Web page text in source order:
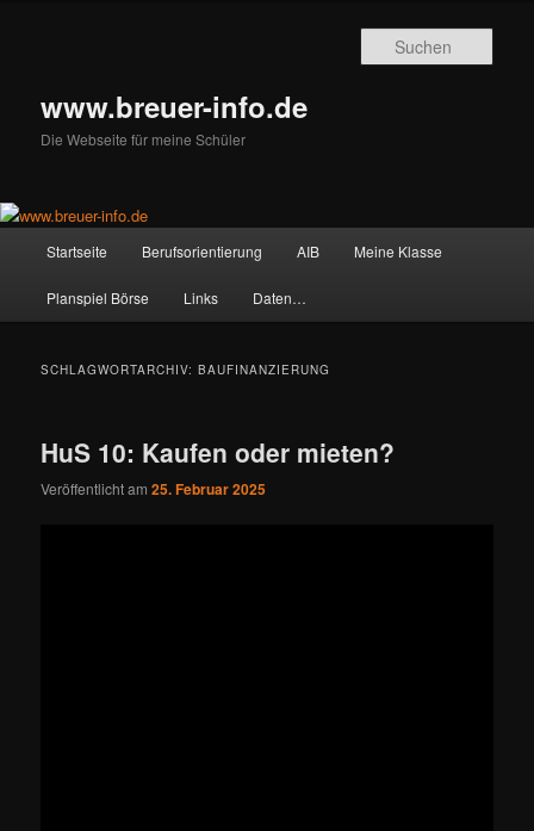
www.breuer-info.de
Die Webseite für meine Schüler
Startseite Berufsorientierung AIB Meine Klasse
Planspiel Börse Links Daten…
SCHLAGWORTARCHIV:BAUFINANZIERUNG
HuS 10: Kaufen oder mieten?
Veröffentlicht am25. Februar 2025